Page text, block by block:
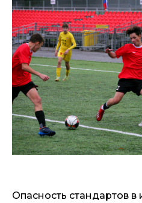
Опасность стандартов